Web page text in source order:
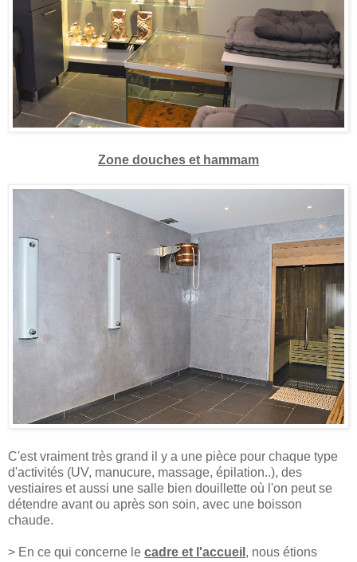
Zone douches et hammam
C'est vraiment très grand il y a une pièce pour chaque type
d'activités (UV, manucure, massage, épilation..), des
vestiaires et aussi une salle bien douillette où l'on peut se
détendre avant ou après son soin, avec une boisson
chaude.
> En ce qui concerne le cadre et l'accueil , nous étions